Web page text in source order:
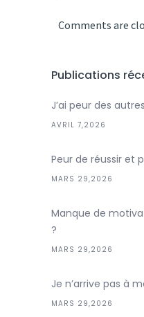
Comments are
Publications
J’ai peur des autres
AVRIL 7,2026
Peur de réussir et
MARS 29,2026
Manque de
?
MARS 29,2026
Je n’arrive pas à
MARS 29,2026